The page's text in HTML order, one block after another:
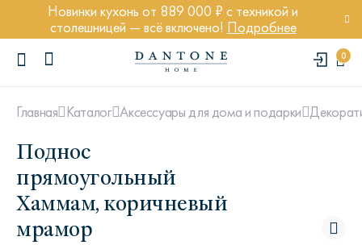
Новинки кухонь от 889 000 ₽ с техникой и
столешницей — всё включено! Подробнее
0
ПОПУЛЯРНЫЕ ЗАПРОСЫ
Диван Марсель
Главная Каталог Аксессуары для дома и подарки
Поднос
прямоугольный
Хаммам, коричневый
мрамор